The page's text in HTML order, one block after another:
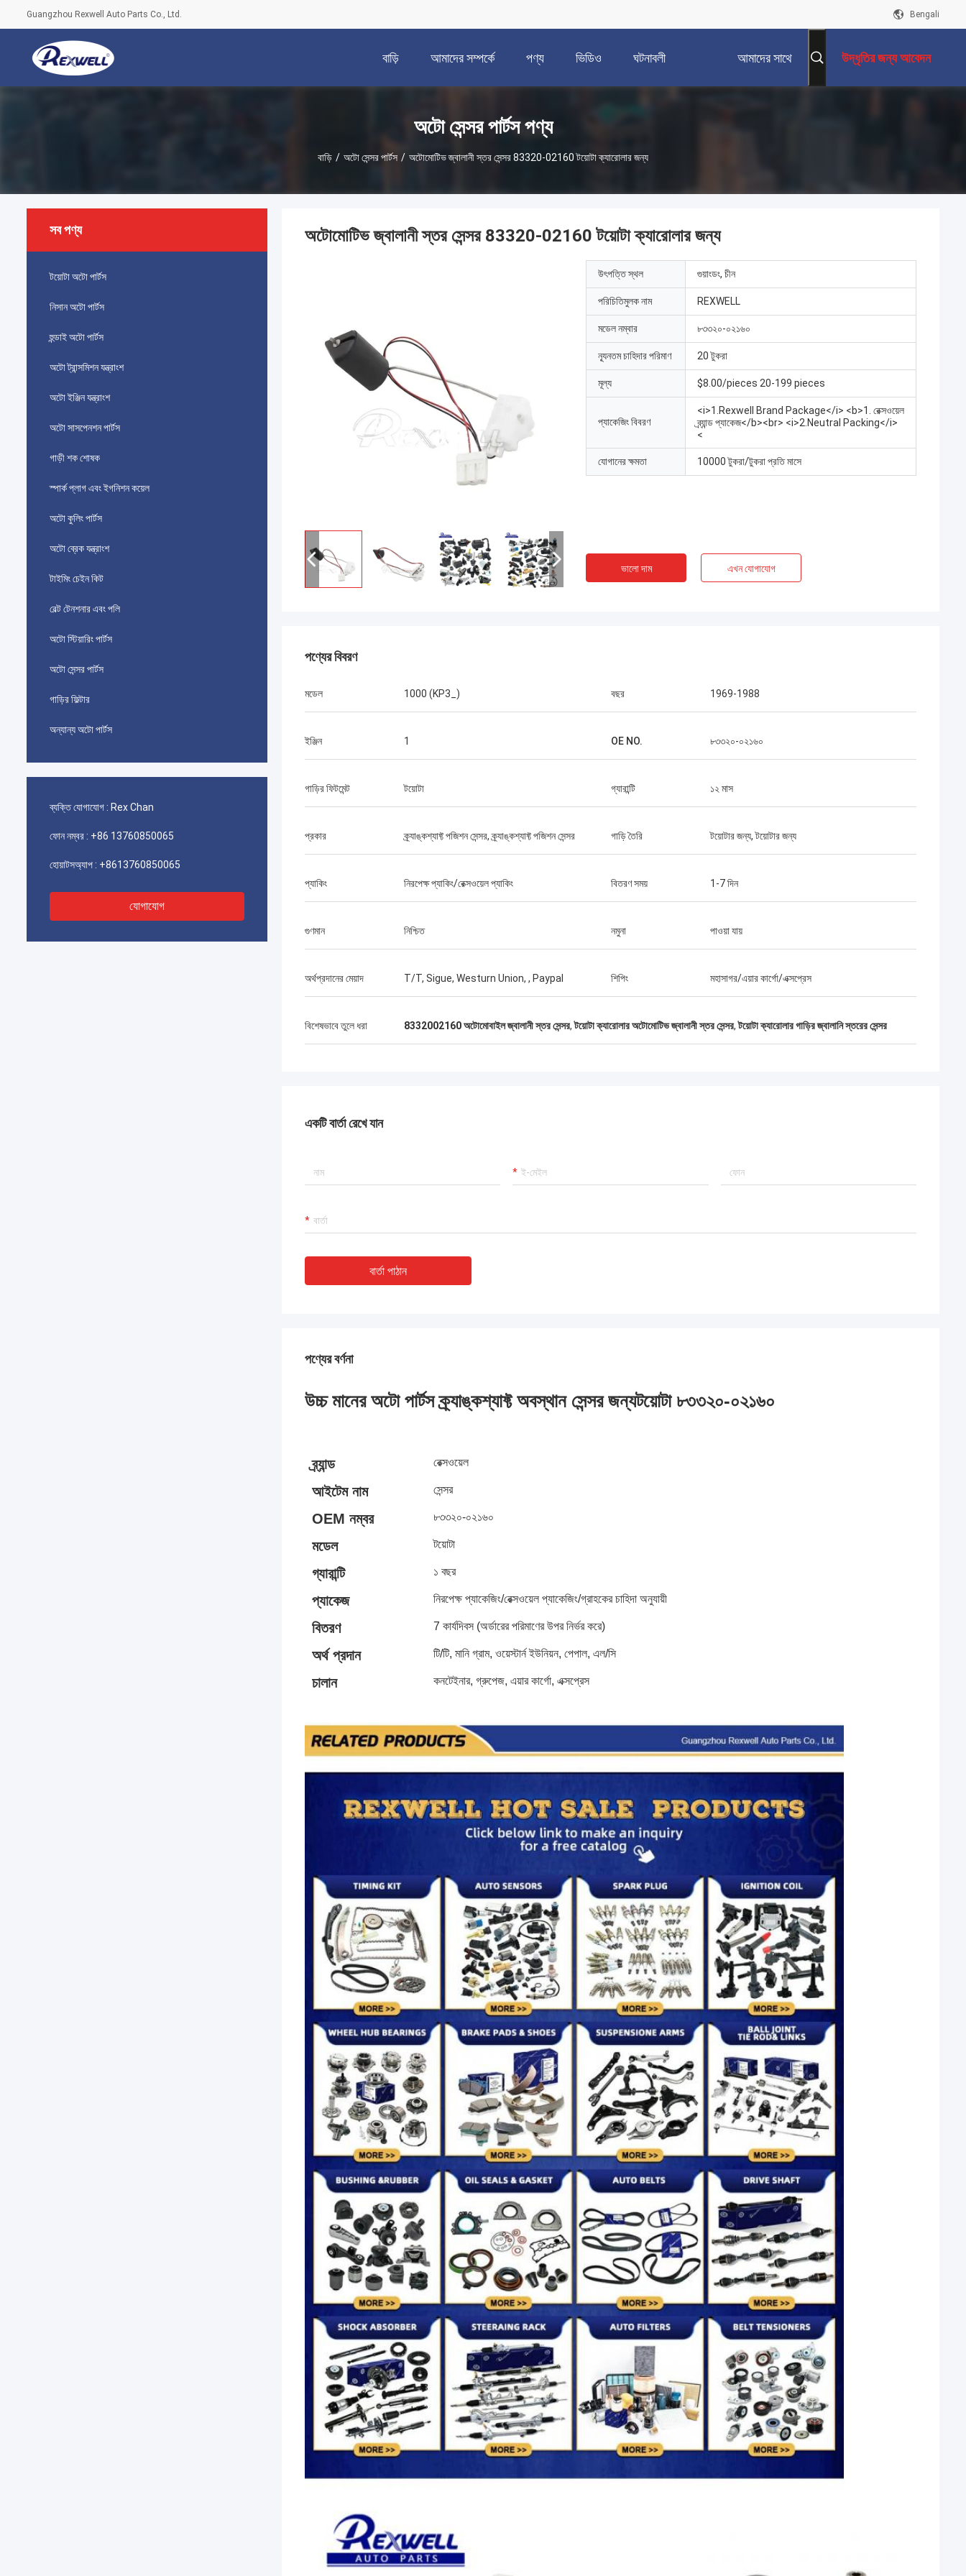
Guangzhou Rexwell Auto Parts Co., Ltd. Bengali
বাড়ি আমাদের সম্পর্কে পণ্য ভিডিও ঘটনাবলী আমাদের সাথে উদ্ধৃতির জন্য আবেদন
অটো সেন্সর পার্টস পণ্য
বাড়ি / অটো সেন্সর পার্টস / অটোমোটিভ জ্বালানী স্তর সেন্সর 83320-02160 টয়োটা ক্যারোলার জন্য
সব পণ্য
টয়োটা অটো পার্টস
নিসান অটো পার্টস
হুন্ডাই অটো পার্টস
অটো ট্রান্সমিশন যন্ত্রাংশ
অটো ইঞ্জিন যন্ত্রাংশ
অটো সাসপেনশন পার্টস
গাড়ী শক শোষক
স্পার্ক প্লাগ এবং ইগনিশন কয়েল
অটো কুলিং পার্টস
অটো ব্রেক যন্ত্রাংশ
টাইমিং চেইন কিট
বেল্ট টেনশনার এবং পলি
অটো স্টিয়ারিং পার্টস
অটো সেন্সর পার্টস
গাড়ির ফিল্টার
অন্যান্য অটো পার্টস
ব্যক্তি যোগাযোগ : Rex Chan
ফোন নম্বর : +86 13760850065
হোয়াটসঅ্যাপ : +8613760850065
যোগাযোগ
অটোমোটিভ জ্বালানী স্তর সেন্সর 83320-02160 টয়োটা ক্যারোলার জন্য
উৎপত্তি স্থল গুয়াংডং, চীন
পরিচিতিমুলক নাম REXWELL
মডেল নম্বার ৮৩৩২০-০২১৬০
ন্যূনতম চাহিদার পরিমাণ 20 টুকরা
মূল্য $8.00/pieces 20-199 pieces
প্যাকেজিং বিবরণ
<i>1.Rexwell Brand Package</i> <b>1. রেক্সওয়েল
ব্র্যান্ড প্যাকেজ</b><br> <i>2.Neutral Packing</i>
<
যোগানের ক্ষমতা 10000 টুকরা/টুকরা প্রতি মাসে
ভালো দাম এখন যোগাযোগ
পণ্যের বিবরণ
মডেল 1000 (KP3_) বছর 1969-1988
ইঞ্জিন 1 OE NO. ৮৩৩২০-০২১৬০
গাড়ির ফিটমেন্ট টয়োটা গ্যারান্টি ১২ মাস
প্রকার ক্র্যাঙ্কশ্যাফ্ট পজিশন সেন্সর, ক্র্যাঙ্কশ্যাফ্ট পজিশন সেন্সর গাড়ি তৈরি টয়োটার জন্য, টয়োটার জন্য
প্যাকিং নিরপেক্ষ প্যাকিং/রেক্সওয়েল প্যাকিং বিতরণ সময় 1-7 দিন
গুণমান নিশ্চিত নমুনা পাওয়া যায়
অর্থপ্রদানের মেয়াদ T/T, Sigue, Westurn Union, , Paypal শিপিং মহাসাগর/এয়ার কার্গো/এক্সপ্রেস
বিশেষভাবে তুলে ধরা 8332002160 অটোমোবাইল জ্বালানী স্তর সেন্সর,টয়োটা ক্যারোলার অটোমোটিভ জ্বালানী স্তর সেন্সর,টয়োটা ক্যারোলার গাড়ির জ্বালানি স্তরের সেন্সর
একটি বার্তা রেখে যান
বার্তা পাঠান
পণ্যের বর্ণনা
উচ্চ মানের অটো পার্টস ক্র্যাঙ্কশ্যাফ্ট অবস্থান সেন্সর জন্যটয়োটা ৮৩৩২০-০২১৬০
ব্র্যান্ড রেক্সওয়েল
আইটেম নাম সেন্সর
OEM নম্বর ৮৩৩২০-০২১৬০
মডেল টয়োটা
গ্যারান্টি ১ বছর
প্যাকেজ নিরপেক্ষ প্যাকেজিং/রেক্সওয়েল প্যাকেজিং/গ্রাহকের চাহিদা অনুযায়ী
বিতরণ 7 কার্যদিবস (অর্ডারের পরিমাণের উপর নির্ভর করে)
অর্থ প্রদান টি/টি, মানি গ্রাম, ওয়েস্টার্ন ইউনিয়ন, পেপাল, এল/সি
চালান কনটেইনার, গ্রুপেজ, এয়ার কার্গো, এক্সপ্রেস